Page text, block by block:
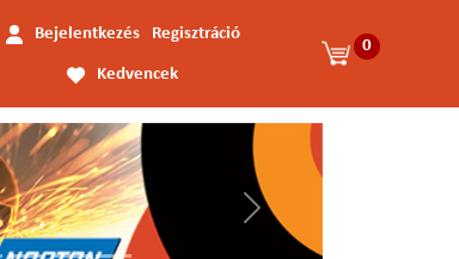
Bejelentkezés Regisztráció
Kedvencek
0
Következő